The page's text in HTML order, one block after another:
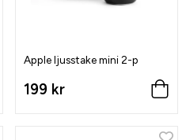
Apple ljusstake mini 2-p
199 kr